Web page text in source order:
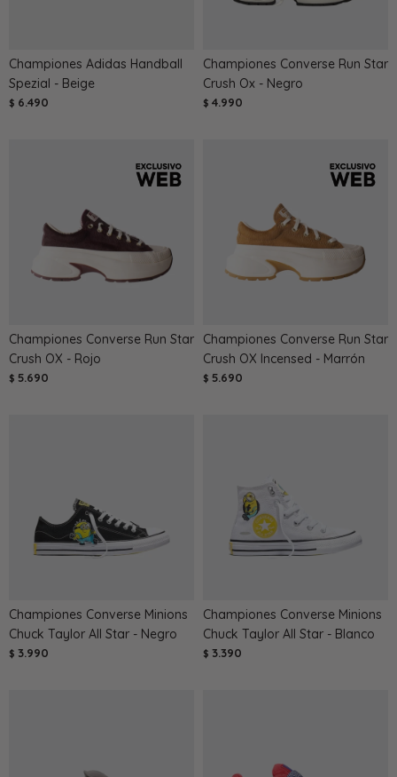
Championes Adidas Handball
Spezial - Beige
$ 6.490
Championes Converse Run Star
Crush Ox - Negro
$ 4.990
Championes Converse Run Star
Crush OX - Rojo
$ 5.690
Championes Converse Run Star
Crush OX Incensed - Marrón
$ 5.690
Championes Converse Minions
Chuck Taylor All Star - Negro
$ 3.990
Championes Converse Minions
Chuck Taylor All Star - Blanco
$ 3.390